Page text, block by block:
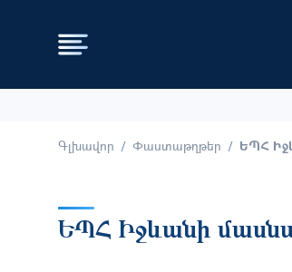
Գլխավոր Փաստաթղթեր ԵՊՀ
ԵՊՀ Իջևանի